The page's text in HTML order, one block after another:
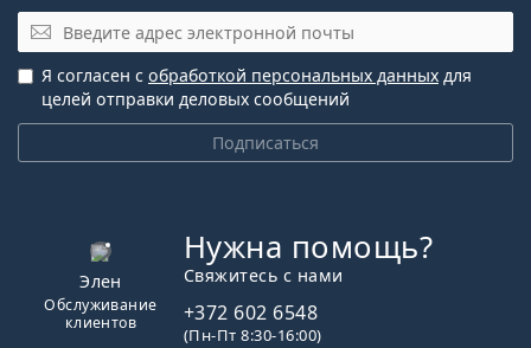
Электронная почта
Подписаться
Я согласен с обработкой персональных данных для
целей отправки деловых сообщений
Элен
Обслуживание
клиентов
Нужна помощь?
Свяжитесь с нами
+372 602 6548
(Пн-Пт 8:30-16:00)